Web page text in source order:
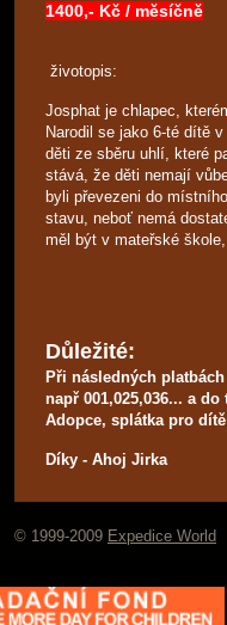
1400,- Kč / měsíčně
životopis:
Josphat je chlapec,
Narodil se jako 6-té dítě
děti ze sběru uhlí, které
stává, že děti nemají
byli převezeni do
stavu, neboť nemá
měl být v mateřské
Důležité:
Při následných
např 001,025,036... a
Adopce, splátka pro
Díky - Ahoj Jirka
© 1999-2009 Expedice World